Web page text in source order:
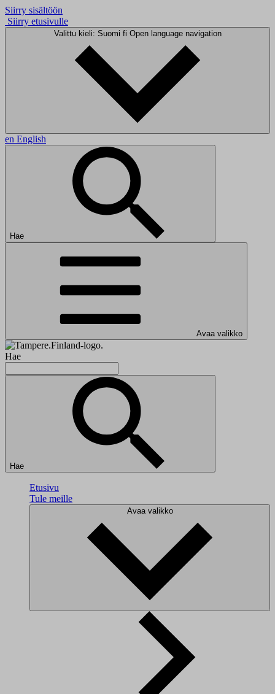
Siirry sisältöön
Siirry etusivulle
Valittu kieli: Suomi fi Open language navigation
en English
Hae
Avaa valikko
Hae
Hae
Etusivu
Tule meille
Avaa valikko